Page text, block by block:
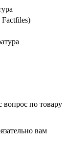
по товару
вам